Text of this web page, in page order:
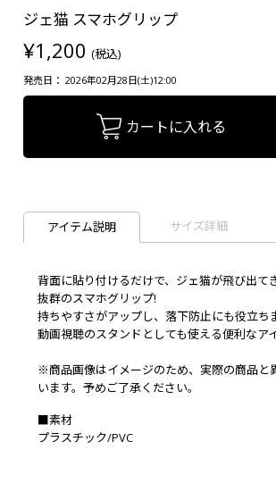
ジェ猫 スマホグリップ
¥1,200 (税込)
発売日： 2026年02月28日(土)12:00
カートに入れる
アイテム説明 サイズ詳細
背面に貼り付けるだけで、ジェ猫が飛び出て
抜群のスマホグリップ!
持ちやすさがアップし、落下防止にも役立ち
動画視聴のスタンドとしても使える便利なア
※商品画像はイメージのため、実際の商品と
います。予めご了承ください。
■素材
プラスチック/PVC